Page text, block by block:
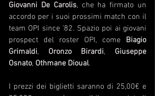
Giovanni De Carolis, che ha firmato un
accordo per i suoi prossimi match con il
team OPI since ’82. Spazio poi ai giovani
prospect del roster OPI, come Biagio
Grimaldi, Oronzo Birardi, Giuseppe
Osnato, Othmane Dioual.
I prezzi dei biglietti saranno di 25,00€ e